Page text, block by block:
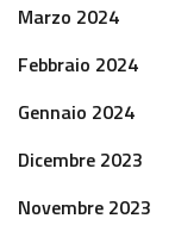
Marzo 2024
Febbraio 2024
Gennaio 2024
Dicembre 2023
Novembre 2023